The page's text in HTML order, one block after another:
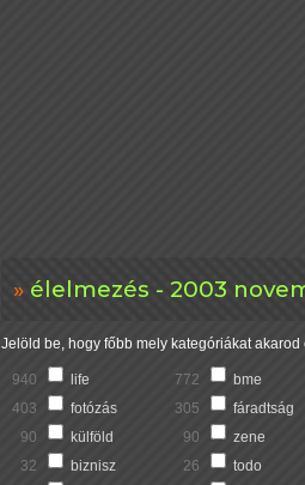
élelmezés - 2003
Jelöld be, hogy főbb mely kategóriákat
940 life 772 bme
403
fotózás 305 fáradtság
90
külföld 90 zene
32
biznisz 26 todo